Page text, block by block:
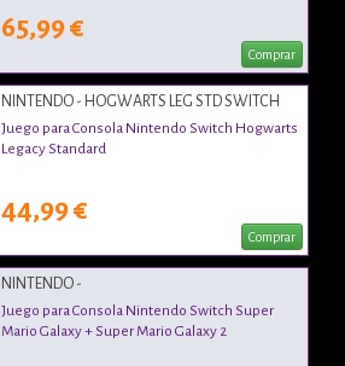
65,99 €
Comprar
NINTENDO - HOGWARTS LEG STD SWITCH
Juego para Consola Nintendo Switch Hogwarts
Legacy Standard
44,99 €
Comprar
NINTENDO -
Juego para Consola Nintendo Switch Super
Mario Galaxy + Super Mario Galaxy 2